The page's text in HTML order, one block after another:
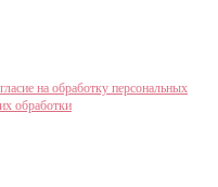
на обработку персональных
обработки